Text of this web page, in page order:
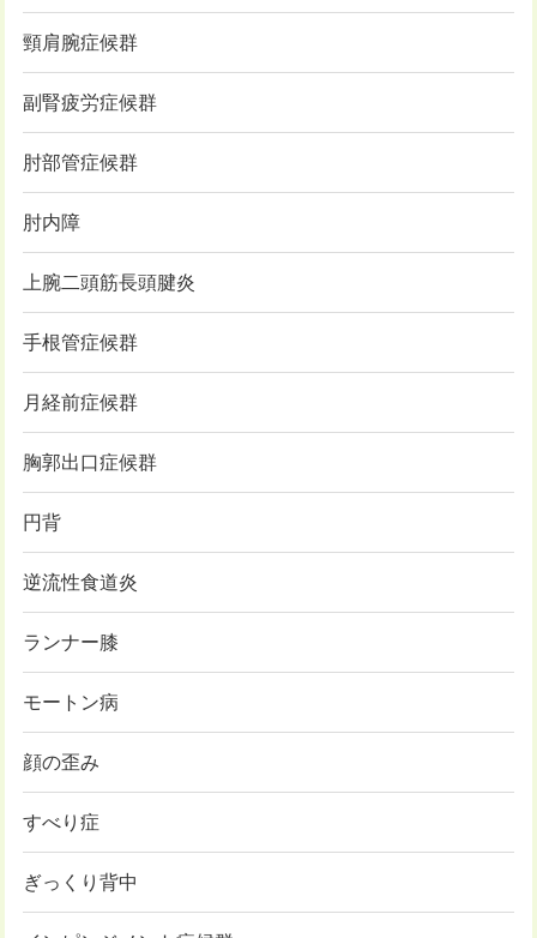
頸肩腕症候群
副腎疲労症候群
肘部管症候群
肘内障
上腕二頭筋長頭腱炎
手根管症候群
月経前症候群
胸郭出口症候群
円背
逆流性食道炎
ランナー膝
モートン病
顔の歪み
すべり症
ぎっくり背中